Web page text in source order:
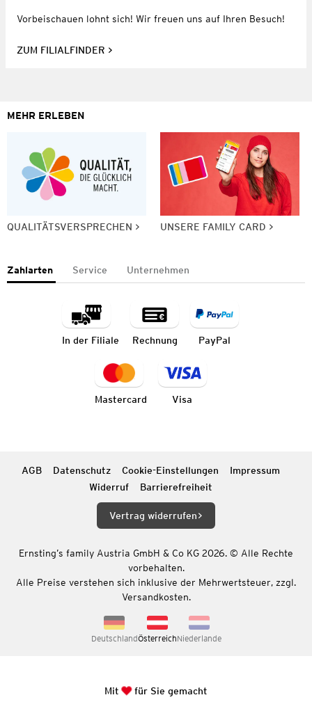
Vorbeischauen lohnt sich! Wir freuen uns auf Ihren Besuch!
ZUM FILIALFINDER
MEHR ERLEBEN
QUALITÄTSVERSPRECHEN UNSERE FAMILY CARD
Zahlarten Service Unternehmen
In der Filiale Rechnung PayPal
Mastercard Visa
AGB Datenschutz Cookie-Einstellungen
Impressum
Widerruf
Barrierefreiheit
Vertrag widerrufen
Ernsting’s family Austria GmbH & Co KG 2026. © Alle Rechte
vorbehalten.
Alle Preise verstehen sich inklusive der Mehrwertsteuer, zzgl.
Versandkosten.
DeutschlandÖsterreichNiederlande
Mit für Sie gemacht